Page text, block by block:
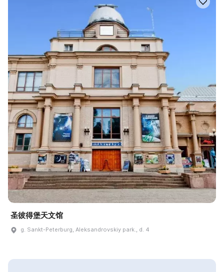
圣彼得堡天文馆
g. Sankt-Peterburg, Aleksandrovskiy park., d. 4